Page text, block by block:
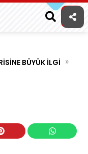
BÜYÜK İLGİ »